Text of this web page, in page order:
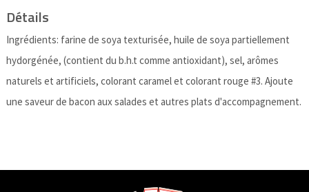
Détails
Ingrédients: farine de soya texturisée, huile de soya partiellement
hydorgénée, (contient du b.h.t comme antioxidant), sel, arômes
naturels et artificiels, colorant caramel et colorant rouge #3. Ajoute
une saveur de bacon aux salades et autres plats d'accompagnement.